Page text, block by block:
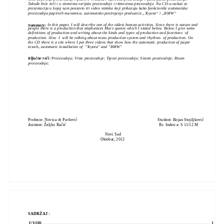
Takođe biće reči i o sitemima serijske proizvodnje i ritmovima proizvodnje. Na CD-u nalazi se
prezentacija u kojoj sam postavio tri video snimka koji prikazuju kako funkcioniše automatska
proizvodnja papirnih maramica, automatsko postrojenje preduzeća „Toyota“ i „BMW“
Summary: In this paper, I will describe one of the oldest human activities. Since there is nature and
people there is a production that emphasizes Marx quotes which I stated below. Below I give some
definitions of production and writing about the kinds and types of production and functions of
production. Also I will be talking about mass production system and rhythms of production. On
the CD there is a site where I put three videos that show how the automatic production of paper
towels, automatic installation of "Toyota" and "BMW"
Ključne reči:Proizvodnja; Vrste proizvodnje; Tipovi proizvodnje; Sistem proizvodnje; Ritam
proizvodnje;
Profesor: Novica dr Pavlović Student: Bojan Stojiljković
Asistent: Željko Račić Br. Index-a: S 11/12 M
Novi Sad
Oktobar, 2012
SADRŽAJ :